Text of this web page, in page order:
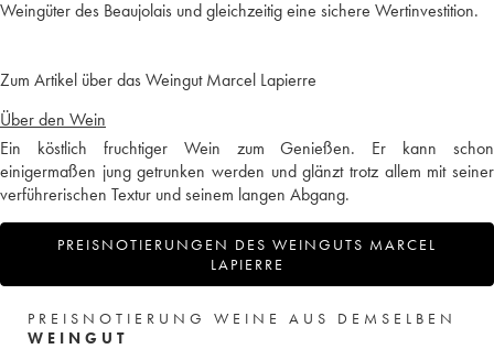
Zum Artikel über das Weingut Marcel Lapierre
Über den Wein
Ein köstlich fruchtiger Wein zum Genießen. Er kann schon
einigermaßen jung getrunken werden und glänzt trotz allem mit seiner
verführerischen Textur und seinem langen Abgang.
PREISNOTIERUNGEN DES WEINGUTS MARCEL
LAPIERRE
PREISNOTIERUNG WEINE AUS DEMSELBEN
WEINGUT